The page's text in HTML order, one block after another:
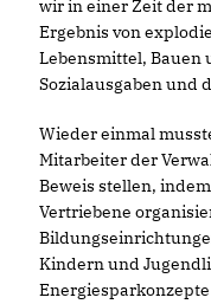
wir in einer Zeit der
Ergebnis von
Lebensmittel, Bauen
Sozialausgaben und
Wieder einmal
Mitarbeiter der
Beweis stellen,
Vertriebene
Kindern und